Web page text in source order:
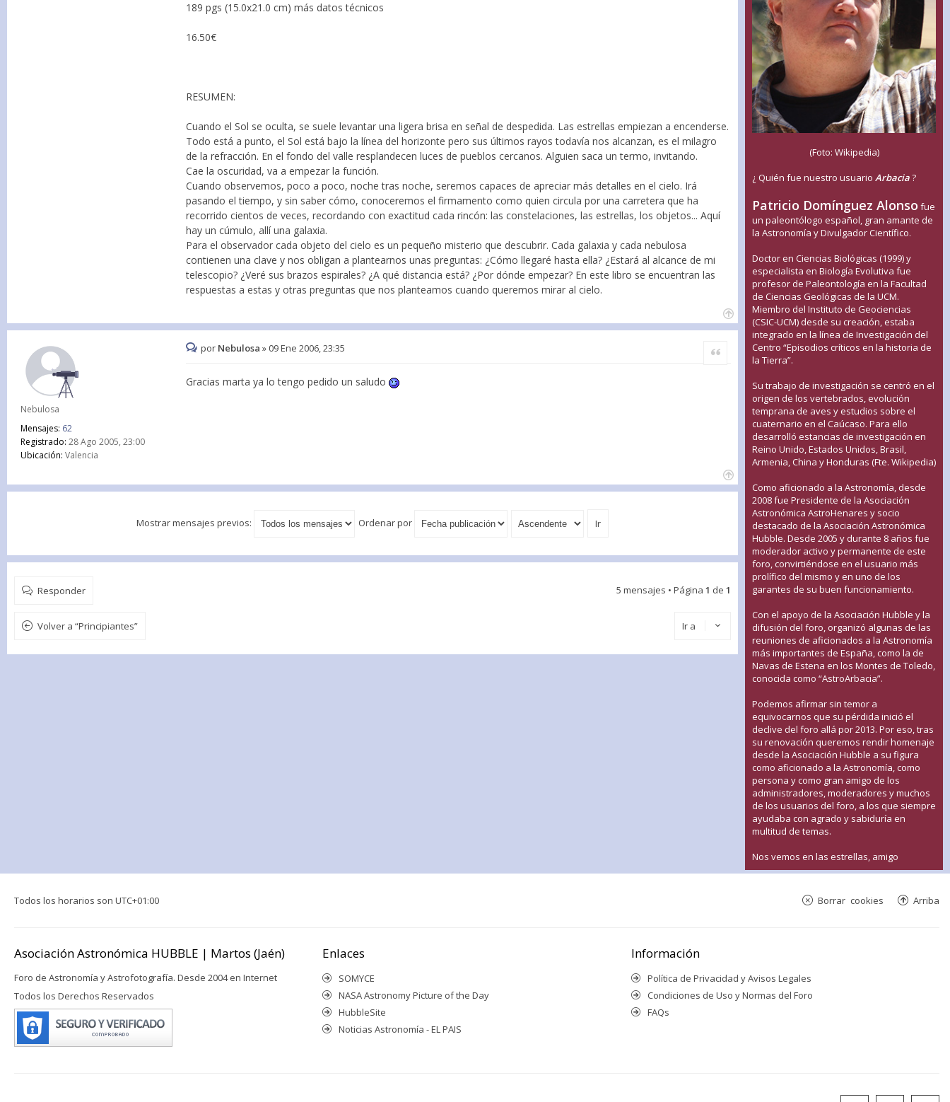
189 pgs (15.0x21.0 cm) más datos técnicos
16.50€
RESUMEN:
Cuando el Sol se oculta, se suele levantar una ligera brisa en señal de despedida. Las estrellas empiezan a encenderse.
Todo está a punto, el Sol está bajo la línea del horizonte pero sus últimos rayos todavía nos alcanzan, es el milagro
de la refracción. En el fondo del valle resplandecen luces de pueblos cercanos. Alguien saca un termo, invitando.
Cae la oscuridad, va a empezar la función.
Cuando observemos, poco a poco, noche tras noche, seremos capaces de apreciar más detalles en el cielo. Irá
pasando el tiempo, y sin saber cómo, conoceremos el firmamento como quien circula por una carretera que ha
recorrido cientos de veces, recordando con exactitud cada rincón: las constelaciones, las estrellas, los objetos... Aquí
hay un cúmulo, allí una galaxia.
Para el observador cada objeto del cielo es un pequeño misterio que descubrir. Cada galaxia y cada nebulosa
contienen una clave y nos obligan a plantearnos unas preguntas: ¿Cómo llegaré hasta ella? ¿Estará al alcance de mi
telescopio? ¿Veré sus brazos espirales? ¿A qué distancia está? ¿Por dónde empezar? En este libro se encuentran las
respuestas a estas y otras preguntas que nos planteamos cuando queremos mirar al cielo.
Nebulosa
Mensajes: 62
Registrado: 28 Ago 2005, 23:00
Ubicación: Valencia
Citar
por Nebulosa »09 Ene 2006, 23:35
Gracias marta ya lo tengo pedido un saludo
Mostrar mensajes previos: Ordenar por
Responder 5 mensajes • Página 1 de 1
Volver a “Principiantes” Ir a
(Foto: Wikipedia)
¿ Quién fue nuestro usuario Arbacia?
Patricio Domínguez Alonso fue
un paleontólogo español, gran amante de
la Astronomía y Divulgador Científico.
Doctor en Ciencias Biológicas (1999) y
especialista en Biología Evolutiva fue
profesor de Paleontología en la Facultad
de Ciencias Geológicas de la UCM.
Miembro del Instituto de Geociencias
(CSIC-UCM) desde su creación, estaba
integrado en la línea de Investigación del
Centro “Episodios críticos en la historia de
la Tierra”.
Su trabajo de investigación se centró en el
origen de los vertebrados, evolución
temprana de aves y estudios sobre el
cuaternario en el Caúcaso. Para ello
desarrolló estancias de investigación en
Reino Unido, Estados Unidos, Brasil,
Armenia, China y Honduras (Fte. Wikipedia)
Como aficionado a la Astronomía, desde
2008 fue Presidente de la Asociación
Astronómica AstroHenares y socio
destacado de la Asociación Astronómica
Hubble. Desde 2005 y durante 8 años fue
moderador activo y permanente de este
foro, convirtiéndose en el usuario más
prolífico del mismo y en uno de los
garantes de su buen funcionamiento.
Con el apoyo de la Asociación Hubble y la
difusión del foro, organizó algunas de las
reuniones de aficionados a la Astronomía
más importantes de España, como la de
Navas de Estena en los Montes de Toledo,
conocida como “AstroArbacia”.
Podemos afirmar sin temor a
equivocarnos que su pérdida inició el
declive del foro allá por 2013. Por eso, tras
su renovación queremos rendir homenaje
desde la Asociación Hubble a su figura
como aficionado a la Astronomía, como
persona y como gran amigo de los
administradores, moderadores y muchos
de los usuarios del foro, a los que siempre
ayudaba con agrado y sabiduría en
multitud de temas.
Nos vemos en las estrellas, amigo
Todos los horarios son UTC+01:00 Arriba
Borrar cookies
Asociación Astronómica HUBBLE | Martos (Jaén)
Foro de Astronomía y Astrofotografía. Desde 2004 en Internet
Todos los Derechos Reservados
Enlaces
SOMYCE
NASA Astronomy Picture of the Day
HubbleSite
Noticias Astronomía - EL PAIS
Información
Política de Privacidad y Avisos Legales
Condiciones de Uso y Normas del Foro
FAQs